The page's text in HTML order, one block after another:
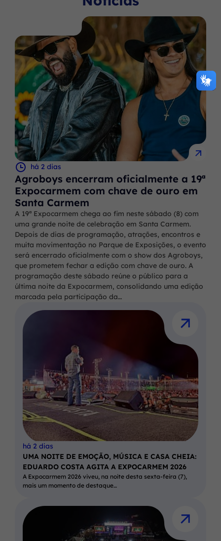
há 2 dias
Agroboys encerram oficialmente a 19ª
Expocarmem com chave de ouro em
Santa Carmem
A 19ª Expocarmem chega ao fim neste sábado (8) com
uma grande noite de celebração em Santa Carmem.
Depois de dias de programação, atrações, encontros e
muita movimentação no Parque de Exposições, o evento
será encerrado oficialmente com o show dos Agroboys,
que prometem fechar a edição com chave de ouro. A
programação deste sábado reúne o público para a
última noite da Expocarmem, consolidando uma edição
marcada pela participação da…
há 2 dias
UMA NOITE DE EMOÇÃO, MÚSICA E CASA CHEIA:
EDUARDO COSTA AGITA A EXPOCARMEM 2026
A Expocarmem 2026 viveu, na noite desta sexta-feira (7),
mais um momento de destaque…